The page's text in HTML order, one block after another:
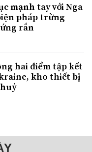
mạnh tay với Nga
pháp trừng
rắn
hai điểm tập kết
kho thiết bị